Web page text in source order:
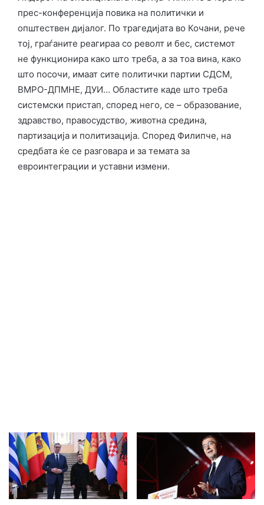
прес-конференција повика на политички и
општествен дијалог. По трагедијата во Кочани, рече
тој, граѓаните реагираа со револт и бес, системот
не функционира како што треба, а за тоа вина, како
што посочи, имаат сите политички партии СДСМ,
ВМРО-ДПМНЕ, ДУИ… Областите каде што треба
системски пристап, според него, се – образование,
здравство, правосудство, животна средина,
партизација и политизација. Според Филипче, на
средбата ќе се разговара и за темата за
евроинтеграции и уставни измени.